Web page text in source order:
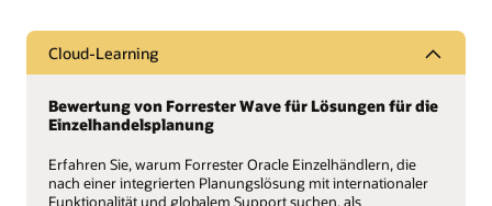
Cloud-Learning
Bewertung von Forrester Wave für Lösungen für die
Einzelhandelsplanung
Erfahren Sie, warum Forrester Oracle Einzelhändlern, die
nach einer integrierten Planungslösung mit internationaler
Funktionalität und globalem Support suchen, als